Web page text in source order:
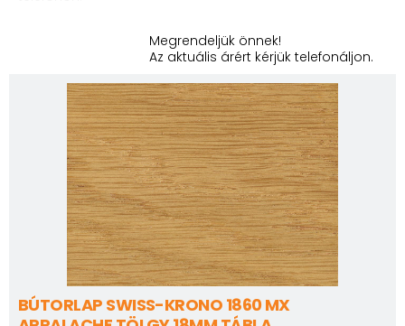
Megrendeljük önnek!
Az aktuális árért kérjük telefonáljon.
BÚTORLAP SWISS-KRONO 1860 MX